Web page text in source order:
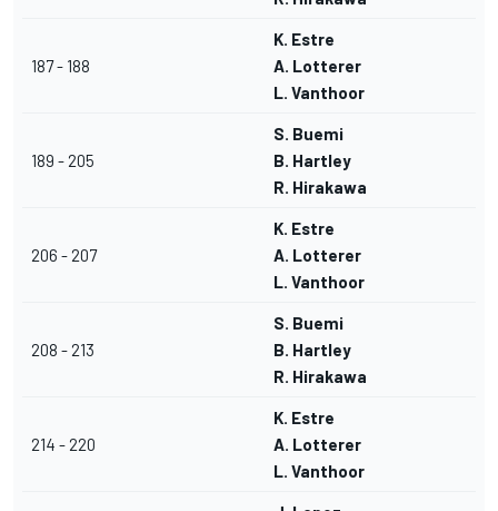
187 - 188
K. Estre
A. Lotterer
L. Vanthoor
189 - 205
S. Buemi
B. Hartley
R. Hirakawa
206 - 207
K. Estre
A. Lotterer
L. Vanthoor
208 - 213
S. Buemi
B. Hartley
R. Hirakawa
214 - 220
K. Estre
A. Lotterer
L. Vanthoor